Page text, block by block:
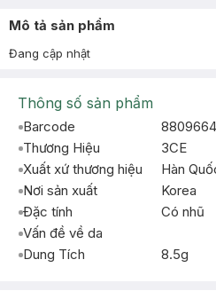
Mô tả sản phẩm
Đang cập nhật
Thông số sản phẩm
Barcode
Thương Hiệu
3CE
Xuất xứ thương hiệu
Hàn
Nơi sản xuất
Korea
Đặc tính
Có nhũ
Vấn đề về da
Dung Tích
8.5g